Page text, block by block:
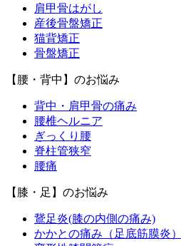
肩甲骨はがし
産後骨盤矯正
猫背矯正
骨盤矯正
【腰・背中】のお悩み
背中・肩甲骨の痛み
腰椎ヘルニア
ぎっくり腰
脊柱管狭窄
腰痛
【膝・足】のお悩み
鵞足炎(膝の内側の痛み)
かかとの痛み（足底筋膜炎）